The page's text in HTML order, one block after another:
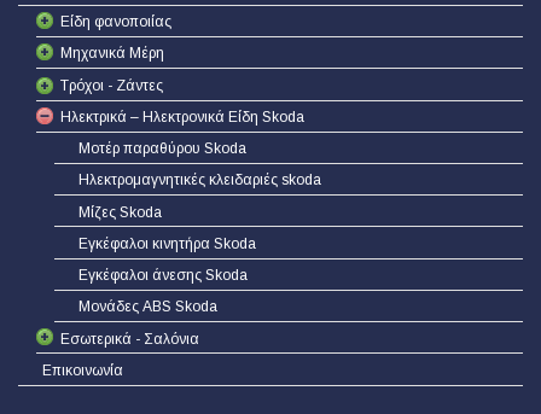
Είδη φανοποιίας
Μηχανικά Μέρη
Τρόχοι - Ζάντες
Ηλεκτρικά – Ηλεκτρονικά Είδη Skoda
Μοτέρ παραθύρου Skoda
Ηλεκτρομαγνητικές κλειδαριές skoda
Μίζες Skoda
Εγκέφαλοι κινητήρα Skoda
Εγκέφαλοι άνεσης Skoda
Μονάδες ABS Skoda
Εσωτερικά - Σαλόνια
Επικοινωνία